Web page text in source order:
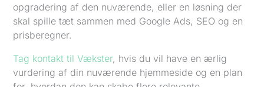
opgradering af den nuværende, eller en løsning der
skal spille tæt sammen med Google Ads, SEO og en
prisberegner.
Tag kontakt til Vækster, hvis du vil have en ærlig
vurdering af din nuværende hjemmeside og en plan